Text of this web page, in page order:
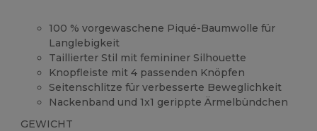
100 % vorgewaschene Piqué-Baumwolle für
Langlebigkeit
Taillierter Stil mit femininer Silhouette
Knopfleiste mit 4 passenden Knöpfen
Seitenschlitze für verbesserte Beweglichkeit
Nackenband und 1x1 gerippte Ärmelbündchen
GEWICHT